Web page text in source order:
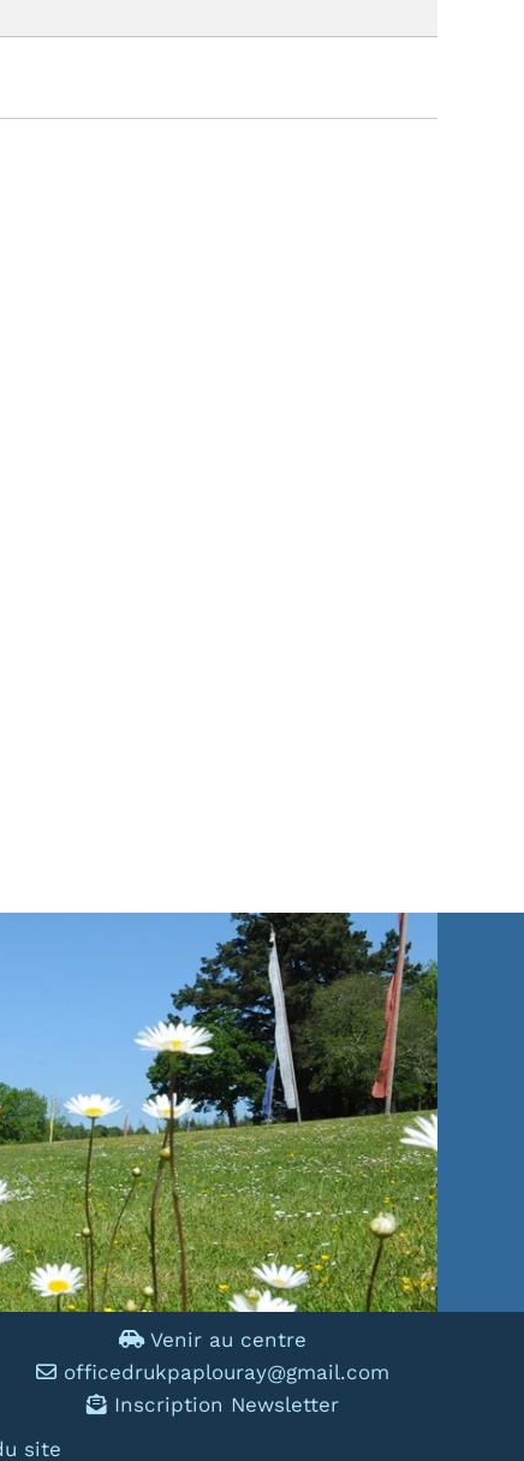
Venir au centre
officedrukpaplouray@gmail.com
Inscription Newsletter
site